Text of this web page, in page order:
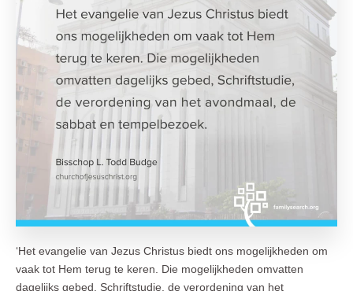
‘Het evangelie van Jezus Christus biedt ons mogelijkheden om
vaak tot Hem terug te keren. Die mogelijkheden omvatten
dagelijks gebed, Schriftstudie, de verordening van het